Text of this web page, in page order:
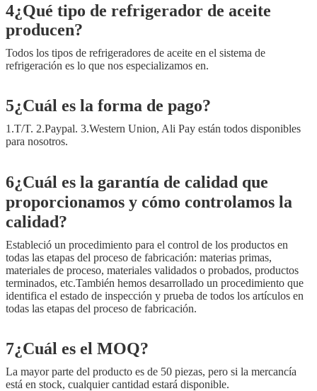
4¿Qué tipo de refrigerador de aceite
producen?
Todos los tipos de refrigeradores de aceite en el sistema de
refrigeración es lo que nos especializamos en.
5¿Cuál es la forma de pago?
1.T/T. 2.Paypal. 3.Western Union, Ali Pay están todos disponibles
para nosotros.
6¿Cuál es la garantía de calidad que
proporcionamos y cómo controlamos la
calidad?
Estableció un procedimiento para el control de los productos en
todas las etapas del proceso de fabricación: materias primas,
materiales de proceso, materiales validados o probados, productos
terminados, etc.También hemos desarrollado un procedimiento que
identifica el estado de inspección y prueba de todos los artículos en
todas las etapas del proceso de fabricación.
7¿Cuál es el MOQ?
La mayor parte del producto es de 50 piezas, pero si la mercancía
está en stock, cualquier cantidad estará disponible.